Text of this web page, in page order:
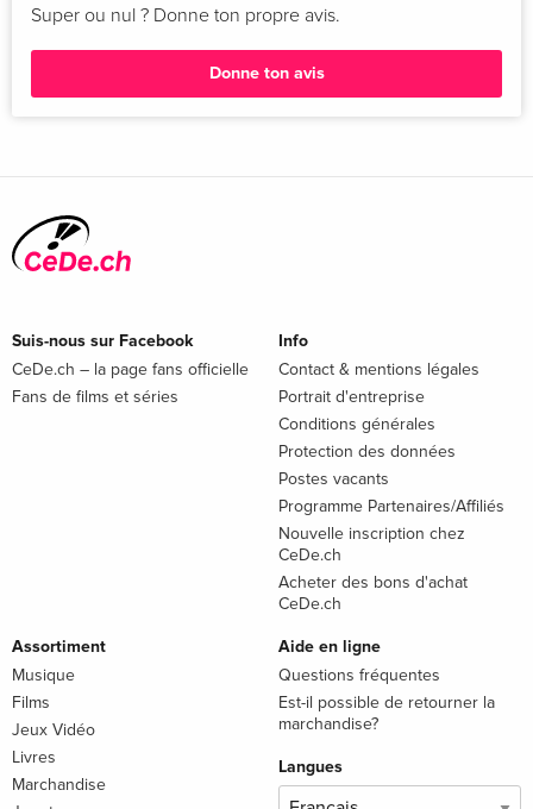
Super ou nul ? Donne ton propre avis.
Donne ton avis
Suis-nous sur Facebook
CeDe.ch – la page fans officielle
Fans de films et séries
Info
Contact & mentions légales
Portrait d'entreprise
Conditions générales
Protection des données
Postes vacants
Programme Partenaires/Affiliés
Nouvelle inscription chez
CeDe.ch
Acheter des bons d'achat
CeDe.ch
Assortiment
Musique
Films
Jeux Vidéo
Livres
Marchandise
Aide en ligne
Questions fréquentes
Est-il possible de retourner la
marchandise?
Langues